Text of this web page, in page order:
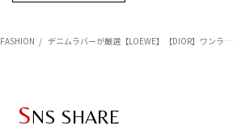
FASHION デニムラバーが厳選【LOEWE】【DIOR】ワンランク上のメゾンのデニム小物
SNS SHARE